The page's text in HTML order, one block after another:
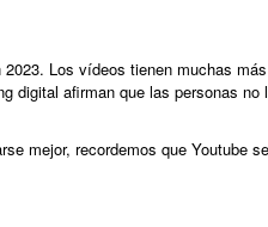
Los vídeos tienen muchas
afirman que las personas
mejor, recordemos que Youtube